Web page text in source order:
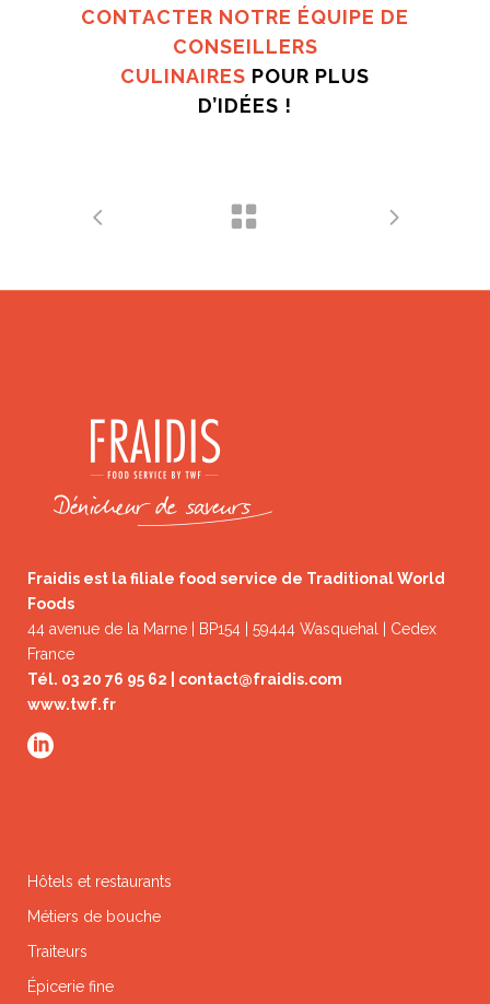
CONTACTER NOTRE ÉQUIPE DE
CONSEILLERS
CULINAIRES POUR PLUS
D’IDÉES !
Fraidis est la filiale food service de Traditional World
Foods
44 avenue de la Marne | BP154 | 59444 Wasquehal | Cedex
France
Tél. 03 20 76 95 62 | contact@fraidis.com
www.twf.fr
Hôtels et restaurants
Métiers de bouche
Traiteurs
Épicerie fine